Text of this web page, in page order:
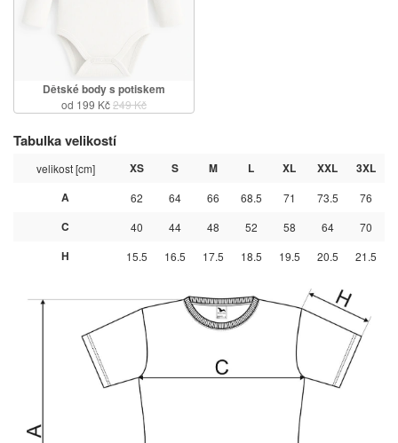
Dětské body s potiskem
od 199 Kč249 Kč
Tabulka velikostí
velikost [cm] XS S M L XL XXL
3XL
A
62 64 66 68.5 71 73.5 76
C 40 44 48 52 58 64 70
H 15.5 16.5 17.5 18.5 19.5 20.5 21.5